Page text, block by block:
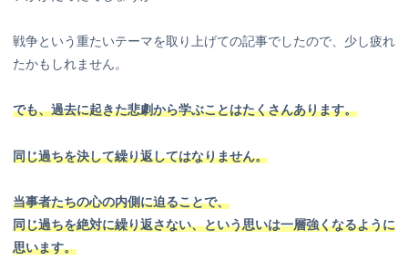
戦争という重たいテーマを取り上げての記事でしたので、少し疲れ
たかもしれません。
でも、過去に起きた悲劇から学ぶことはたくさんあります。
同じ過ちを決して繰り返してはなりません。
当事者たちの心の内側に迫ることで、
同じ過ちを絶対に繰り返さない、という思いは一層強くなるように
思います。